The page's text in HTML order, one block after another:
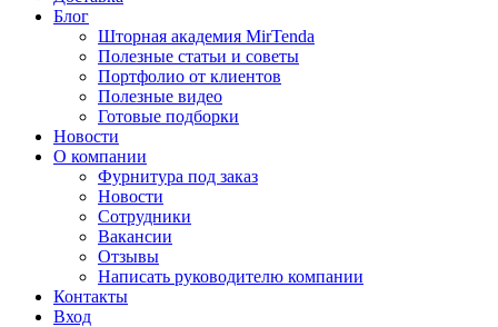
Блог
Шторная академия MirTenda
Полезные статьи и советы
Портфолио от клиентов
Полезные видео
Готовые подборки
Новости
О компании
Фурнитура под заказ
Новости
Сотрудники
Вакансии
Отзывы
Написать руководителю компании
Контакты
Вход